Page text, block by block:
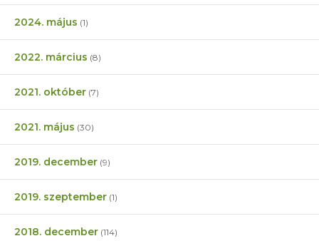
2024. május (1)
2022. március (8)
2021. október (7)
2021. május (30)
2019. december (9)
2019. szeptember (1)
2018. december (114)